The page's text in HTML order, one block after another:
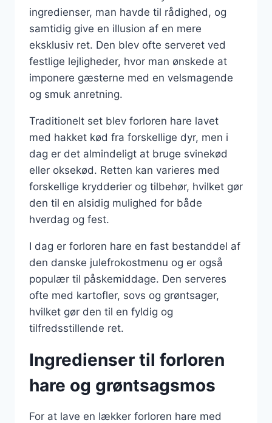
ingredienser, man havde til rådighed, og
samtidig give en illusion af en mere
eksklusiv ret. Den blev ofte serveret ved
festlige lejligheder, hvor man ønskede at
imponere gæsterne med en velsmagende
og smuk anretning.
Traditionelt set blev forloren hare lavet
med hakket kød fra forskellige dyr, men i
dag er det almindeligt at bruge svinekød
eller oksekød. Retten kan varieres med
forskellige krydderier og tilbehør, hvilket gør
den til en alsidig mulighed for både
hverdag og fest.
I dag er forloren hare en fast bestanddel af
den danske julefrokostmenu og er også
populær til påskemiddage. Den serveres
ofte med kartofler, sovs og grøntsager,
hvilket gør den til en fyldig og
tilfredsstillende ret.
Ingredienser til forloren
hare og grøntsagsmos
For at lave en lækker forloren hare med